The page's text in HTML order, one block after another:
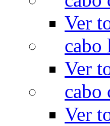
Ver
cabo
Ver
cabo
Ver